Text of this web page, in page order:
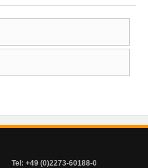
Tel: +49 (0)2273-60188-0